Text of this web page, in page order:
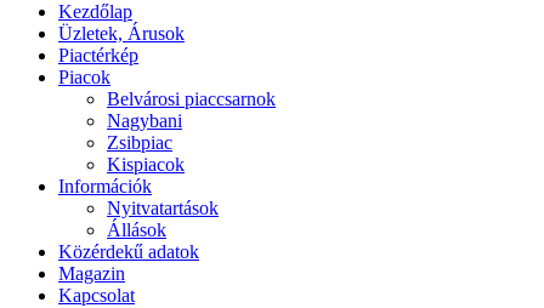
Kezdőlap
Üzletek, Árusok
Piactérkép
Piacok
Belvárosi piaccsarnok
Nagybani
Zsibpiac
Kispiacok
Információk
Nyitvatartások
Állások
Közérdekű adatok
Magazin
Kapcsolat